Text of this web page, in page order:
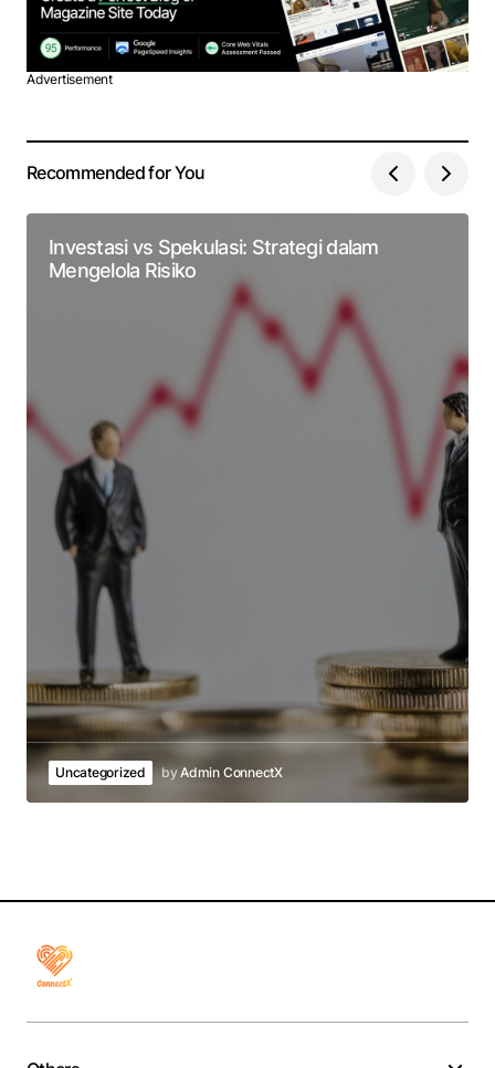
Advertisement
Recommended for You
Investasi vs Spekulasi: Strategi dalam
Mengelola Risiko
Uncategorized byAdmin ConnectX